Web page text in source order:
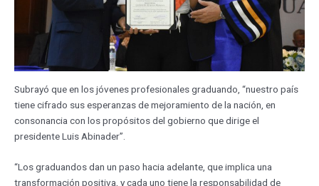
Subrayó que en los jóvenes profesionales graduando, “nuestro país
tiene cifrado sus esperanzas de mejoramiento de la nación, en
consonancia con los propósitos del gobierno que dirige el
presidente Luis Abinader”.
“Los graduandos dan un paso hacia adelante, que implica una
transformación positiva, y cada uno tiene la responsabilidad de